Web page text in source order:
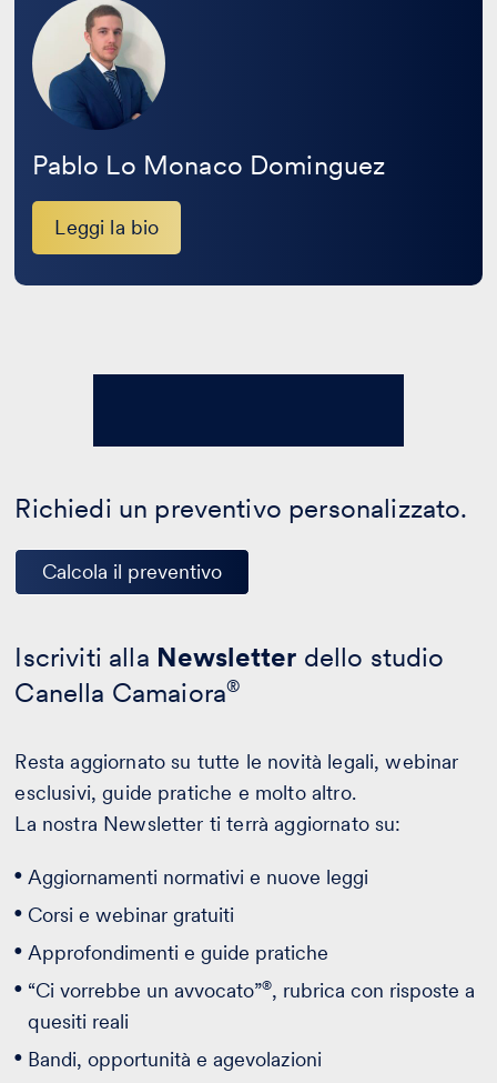
Pablo Lo Monaco Dominguez
Leggi la bio
bio
Richiedi un preventivo personalizzato.
Calcola il preventivo
Iscriviti alla Newsletter dello studio
Canella Camaiora®
Resta aggiornato su tutte le novità legali, webinar
esclusivi, guide pratiche e molto altro.
La nostra Newsletter ti terrà aggiornato su:
Aggiornamenti normativi e nuove leggi
Corsi e webinar gratuiti
Approfondimenti e guide pratiche
“Ci vorrebbe un avvocato”®, rubrica con risposte a
quesiti reali
Bandi, opportunità e agevolazioni